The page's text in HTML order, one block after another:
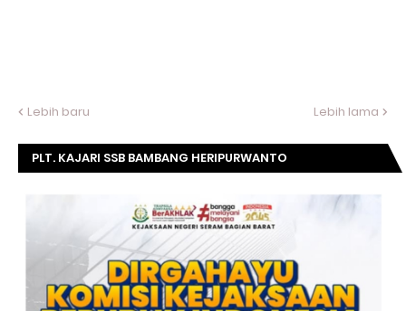
Lebih baru Lebih lama
PLT. KAJARI SSB BAMBANG HERIPURWANTO
KEJAKSAAN RI KE- 20 TAHUN.